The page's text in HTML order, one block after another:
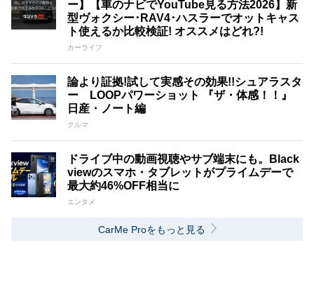
ー】【車のナビでYouTube見る方法2026】新
型ヴォクシー･RAV4･ハスラーでオットキャス
ト使えるか比較検証! オススメはどれ?!
カーライフ
論より証拠!試して実感その効果!!シュアラスタ
ー LOOPパワーショット 『ザ・体感！！』
日産・ノート編
クルマ
ドライブ中の動画視聴やサブ端末にも。Black
viewのスマホ・タブレットがプライムデーで
最大約46%OFF相当に
エンタメ
CarMe Proをもっと見る